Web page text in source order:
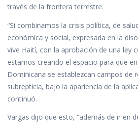
través de la frontera terrestre.
“Si combinamos la crisis política, de
económica y social, expresada en la
vive Haití, con la aprobación de una ley
estamos creando el espacio para que
Dominicana se establezcan campos de
subrepticia, bajo la apariencia de la
continuó.
Vargas dijo que esto, “además de ir en